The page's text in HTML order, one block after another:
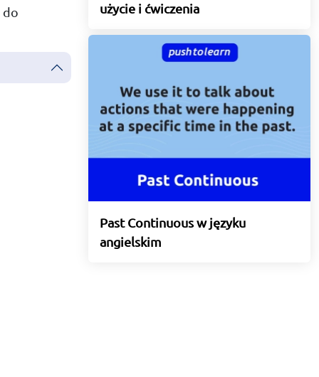
do
użycie i ćwiczenia
Past Continuous w języku
angielskim